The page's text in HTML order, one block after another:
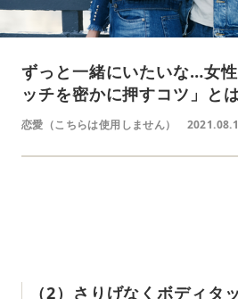
ずっと一緒にいたいな…女
ッチを密かに押すコツ」と
恋愛（こちらは使用しません）
（‌2‌）‌さりげなくボディタ